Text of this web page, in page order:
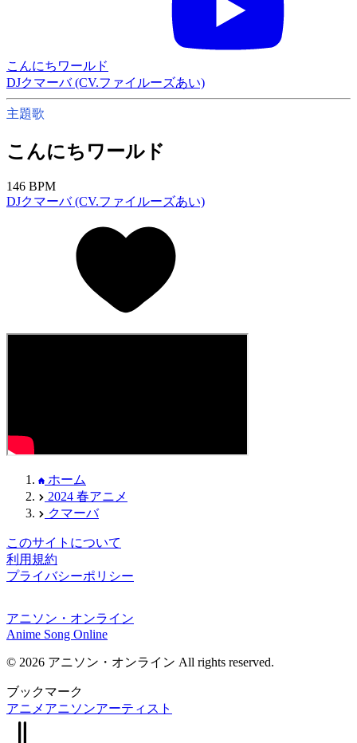
こんにちワールド
DJクマーバ (CV.ファイルーズあい)
主題歌
こんにちワールド
146 BPM
DJクマーバ (CV.ファイルーズあい)
ホーム
2024 春アニメ
クマーバ
このサイトについて
利用規約
プライバシーポリシー
アニソン・オンライン
Anime Song Online
© 2026 アニソン・オンライン All rights reserved.
ブックマーク
アニメ アニソンアーティスト